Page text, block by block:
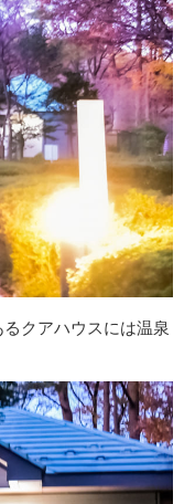
クアハウスには温泉